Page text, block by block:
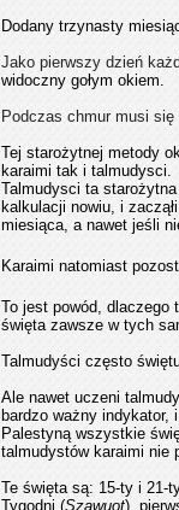
Dodany trzynasty
Jako pierwszy dzień
widoczny gołym okiem.
Podczas chmur musi się
Tej starożytnej metody
karaimi tak i talmudysci.
Talmudysci ta
kalkulacji nowiu, i
miesiąca, a nawet jeśli
Karaimi natomiast
To jest powód, dlaczego
święta zawsze w tych
Talmudyści ​​często
Ale nawet uczeni
bardzo ważny indykator,
Palestyną wszystkie
talmudystów karaimi nie
Te święta są: 15-ty i 21-
Tygodni (Szawuot),